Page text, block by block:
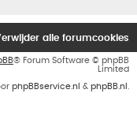
alle forumcookies
® Forum Software © phpBB
Limited
phpBBservice.nl & phpBB.nl